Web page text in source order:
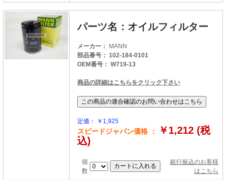
パーツ名：オイルフィルター
メーカー：
MANN
部品番号： 102-184-0101
OEM番号： W719-13
商品の詳細はこちらをクリック下さい
定価： ￥1,925
スピードジャパン価格 ：
￥1,212 (税
込)
個
数
銀行振込のお客様
はこちら